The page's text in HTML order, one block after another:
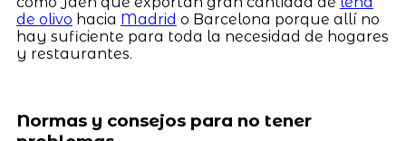
de olivo hacia Madrid o Barcelona porque allí no
hay suficiente para toda la necesidad de hogares
y restaurantes.
Normas y consejos para no tener